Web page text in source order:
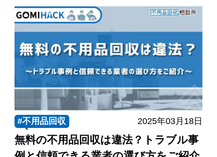
#不用品回収 2025年03月18日
無料の不用品回収は違法？トラブル事